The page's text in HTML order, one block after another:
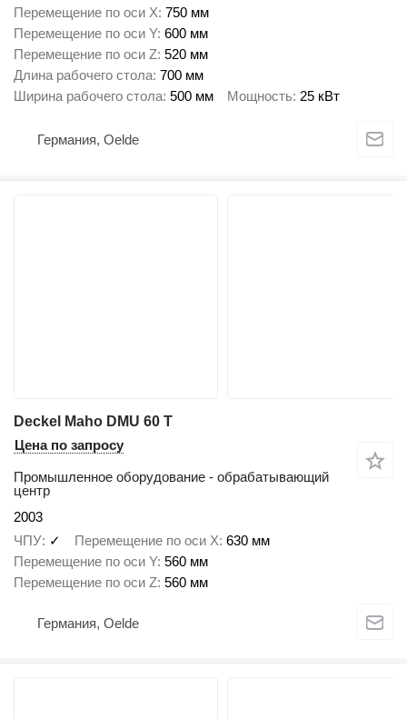
Перемещение по оси X 750 мм
Перемещение по оси Y 600 мм
Перемещение по оси Z 520 мм
Длина рабочего стола 700 мм
Ширина рабочего стола 500 мм Мощность 25 кВт
Германия, Oelde
Deckel Maho DMU 60 T
Цена по запросу
Промышленное оборудование - обрабатывающий
центр
2003
ЧПУ ✓ Перемещение по оси X 630 мм
Перемещение по оси Y 560 мм
Перемещение по оси Z 560 мм
Германия, Oelde